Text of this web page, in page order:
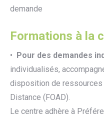
demande
Formations à la
• Pour des demandes
individualisés,
disposition de ressources
Distance (FOAD).
Le centre adhère à